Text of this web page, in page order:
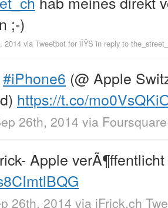
;-)
2014 via Tweetbot for iÎŸS in reply to
#iPhone6 (@ Apple
https://t.co/
26th, 2014 via Foursquare
Apple
26th, 2014 via iFrick.ch